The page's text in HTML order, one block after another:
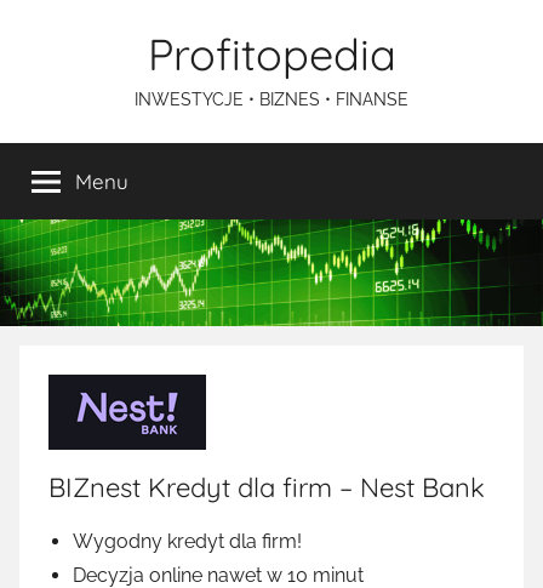
Profitopedia
INWESTYCJE • BIZNES • FINANSE
Menu
BIZnest Kredyt dla firm – Nest Bank
Wygodny kredyt dla firm!
Decyzja online nawet w 10 minut